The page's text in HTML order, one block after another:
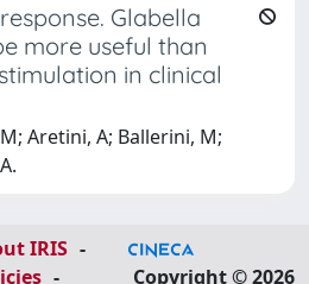
Glabella
more useful than
in clinical
Aretini, A; Ballerini, M;
IRIS -
- Copyright © 2026